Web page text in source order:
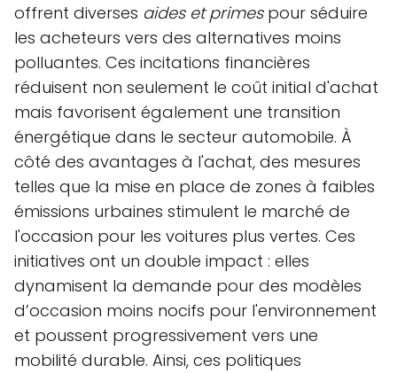
offrent diverses aides et primespour séduire
les acheteurs vers des alternatives moins
polluantes. Ces incitations financières
réduisent non seulement le coût initial d'achat
mais favorisent également une transition
énergétique dans le secteur automobile. À
côté des avantages à l'achat, des mesures
telles que la mise en place de zones à faibles
émissions urbaines stimulent le marché de
l'occasion pour les voitures plus vertes. Ces
initiatives ont un double impact : elles
dynamisent la demande pour des modèles
d’occasion moins nocifs pour l'environnement
et poussent progressivement vers une
mobilité durable. Ainsi, ces politiques